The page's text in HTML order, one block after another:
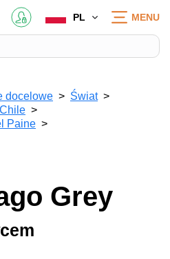
PL MENU
docelowe
Świat
Chile
Paine
Grey